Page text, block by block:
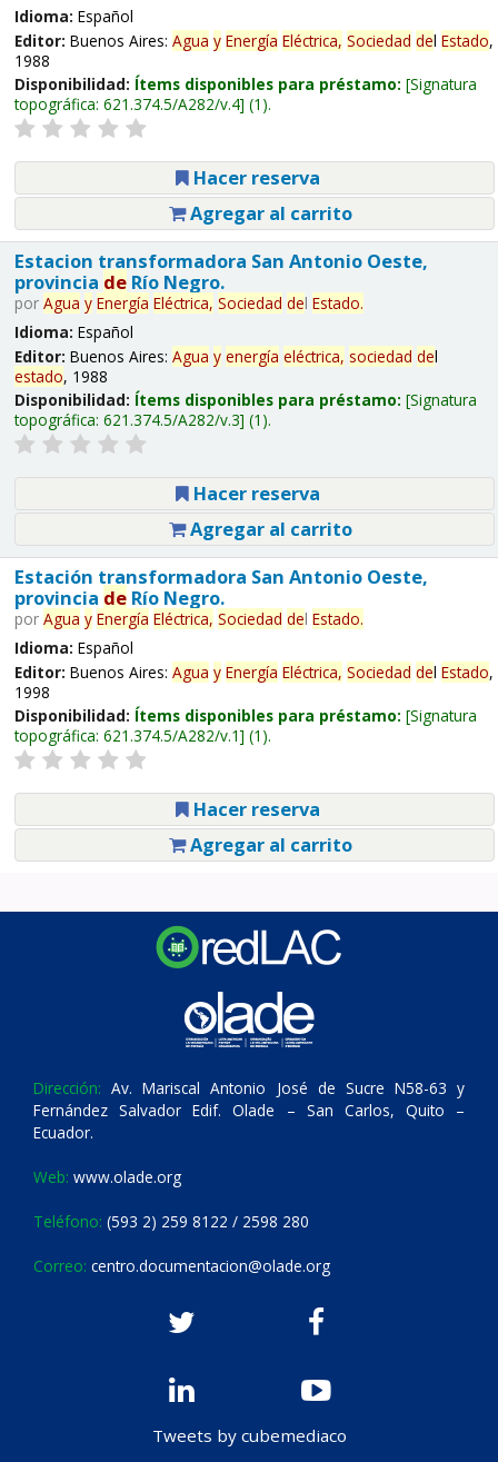
Idioma: Español
Editor: Buenos Aires: Agua y Energía Eléctrica, Sociedad del Estado,
1988
Disponibilidad: Ítems disponibles para préstamo: Signatura
topográfica: 621.374.5/A282/v.4 (1).
Hacer reserva
Agregar al carrito
Estacion transformadora San Antonio Oeste,
provincia deRío Negro.
por Agua y Energía Eléctrica, Sociedad del Estado.
Idioma: Español
Editor: Buenos Aires: Agua y energía eléctrica, sociedad del
estado, 1988
Disponibilidad: Ítems disponibles para préstamo: Signatura
topográfica: 621.374.5/A282/v.3 (1).
Hacer reserva
Agregar al carrito
Estación transformadora San Antonio Oeste,
provincia deRío Negro.
por Agua y Energía Eléctrica, Sociedad del Estado.
Idioma: Español
Editor: Buenos Aires: Agua y Energía Eléctrica, Sociedad del Estado,
1998
Disponibilidad: Ítems disponibles para préstamo: Signatura
topográfica: 621.374.5/A282/v.1 (1).
Hacer reserva
Agregar al carrito
Dirección: Av. Mariscal Antonio José de Sucre N58-63 y
Fernández Salvador Edif. Olade – San Carlos, Quito –
Ecuador.
Web: www.olade.org
Teléfono: (593 2) 259 8122 / 2598 280
Correo: centro.documentacion@olade.org
Tweets by cubemediaco